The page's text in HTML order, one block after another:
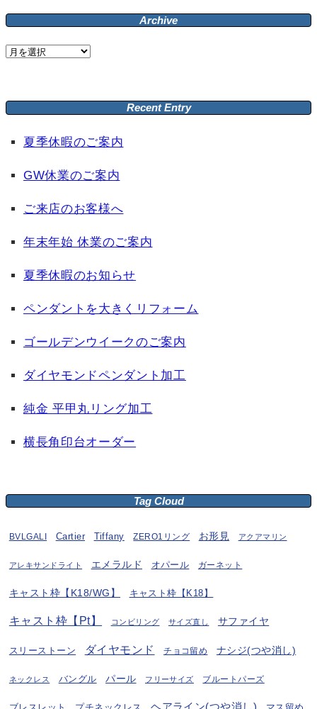
Archive
Archive
Recent Entry
夏季休暇のご案内
GW休業のご案内
ご来店のお客様へ
年末年始 休業のご案内
夏季休暇のお知らせ
ペンダントを大きくリフォーム
ゴールデンウイークのご案内
ダイヤモンドペンダント加工
純金 平甲丸リング加工
横長角印台オーダー
Tag Cloud
BVLGALI Cartier Tiffany ZERO1リング お形見 アクアマリン
アレキサンドライト エメラルド オパール ガーネット
キャスト枠【K18/WG】 キャスト枠【K18】
キャスト枠【Pt】 コンビリング サイズ直し サファイヤ
スリーストーン ダイヤモンド チョコ留め ナシジ(つや消し)
ネックレス バングル パール フリーサイズ ブルートパーズ